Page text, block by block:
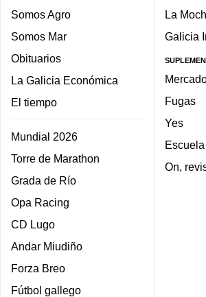
Somos Agro
Somos Mar
Obituarios
La Galicia Económica
El tiempo
Mundial 2026
Torre de Marathon
Grada de Río
Opa Racing
CD Lugo
Andar Miudiño
Forza Breo
Fútbol gallego
La
Galicia
Fugas
Yes
Escuela
On,